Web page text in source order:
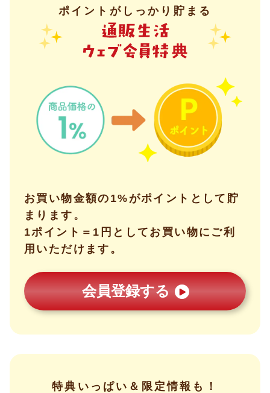
ポイントがしっかり貯まる
お買い物金額の1%がポイントとして貯
まります。
1ポイント＝1円としてお買い物にご利
用いただけます。
会員登録する
特典いっぱい＆限定情報も！